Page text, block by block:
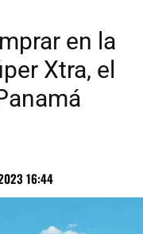
en la
Xtra, el
16:44